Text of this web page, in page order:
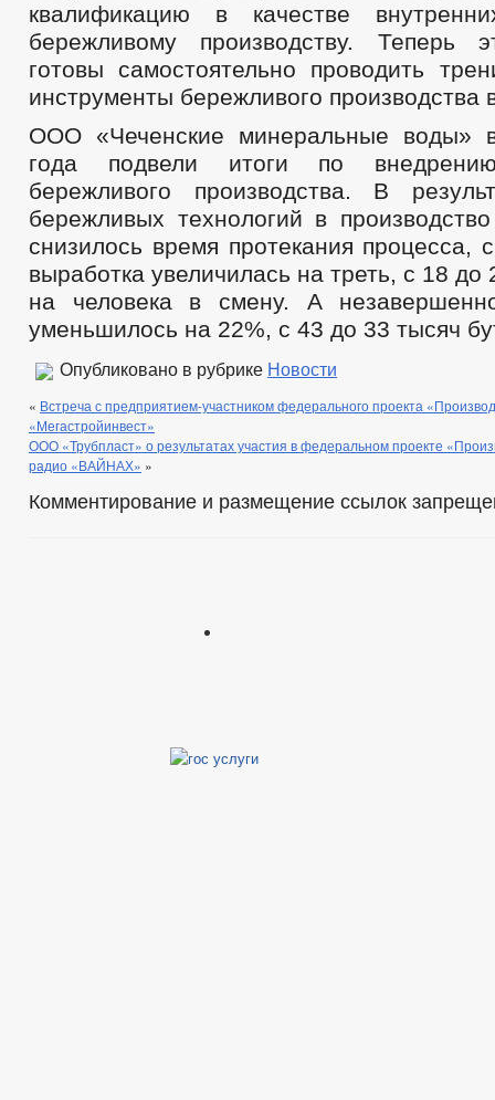
квалификацию в качестве
бережливому производству. Теперь
готовы самостоятельно проводить
инструменты бережливого производства
ООО «Чеченские минеральные воды»
года подвели итоги по внедрению
бережливого производства. В
бережливых технологий в
снизилось время протекания процесса,
выработка увеличилась на треть, с 18 до
на человека в смену. А
уменьшилось на 22%, с 43 до 33 тысяч
Опубликовано в рубрике Новости
« Встреча с предприятием-участником федерального проекта
«Мегастройинвест»
ООО «Трубпласт» о результатах участия в федеральном проекте
радио «ВАЙНАХ» »
Комментирование и размещение ссылок